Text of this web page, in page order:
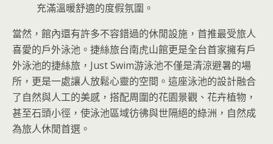
充滿溫暖舒適的度假氛圍。
當然，館內還有許多不容錯過的休閒設施，首推最受旅人
喜愛的戶外泳池。捷絲旅台南虎山館更是全台首家擁有戶
外泳池的捷絲旅，Just Swim游泳池不僅是清涼避暑的場
所，更是一處讓人放鬆心靈的空間。這座泳池的設計融合
了自然與人工的美感，搭配周圍的花園景觀、花卉植物，
甚至石頭小徑，使泳池區域彷彿與世隔絕的綠洲，自然成
為旅人休閒首選。